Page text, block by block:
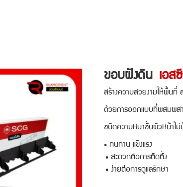
ขอบฝังดิน เอส
สร้างความสวยงามให้พื้นที่ สร้
ด้วยการออกแบบที่ผสมผสาน
ชนิดความหนาชั้นผิวหน้าไม่
• ทนทาน แข็งแรง
• สะดวกต่อการติดตั้ง
• ง่ายต่อการดูแลรักษา